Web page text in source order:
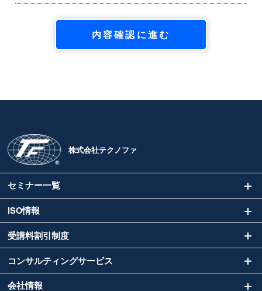
株式会社テクノファ
セミナー一覧
ISO情報
受講料割引制度
コンサルティングサービス
会社情報